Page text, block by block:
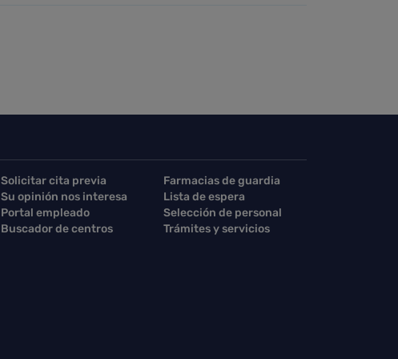
Solicitar cita previa
Farmacias de guardia
Su opinión nos interesa
Lista de espera
Portal empleado
Selección de personal
Buscador de centros Trámites y servicios